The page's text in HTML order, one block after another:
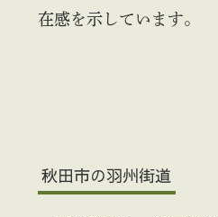
在感を示しています。
秋田市の羽州街道